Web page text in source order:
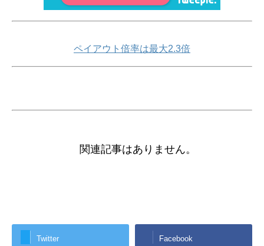
ペイアウト倍率は最大2.3倍
関連記事はありません。
Twitter Facebook